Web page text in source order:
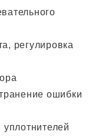
регулировка
ошибки